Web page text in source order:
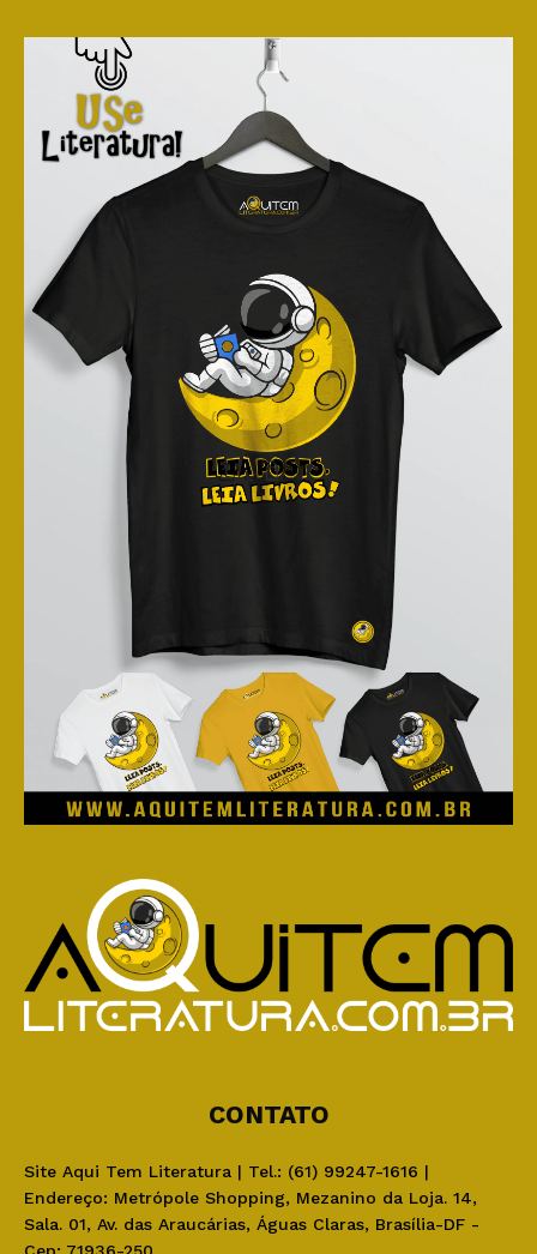
CONTATO
Site Aqui Tem Literatura | Tel.: (61) 99247-1616 |
Endereço: Metrópole Shopping, Mezanino da Loja. 14,
Sala. 01, Av. das Araucárias, Águas Claras, Brasília-DF -
Cep: 71936-250